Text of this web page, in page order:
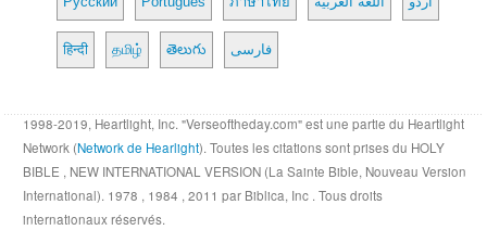
हिन्दी தமிழ் తెలుగు فارسی
1998-2019, Heartlight, Inc. "Verseoftheday.com" est une partie du Heartlight
Network (Network de Hearlight). Toutes les citations sont prises du HOLY
BIBLE , NEW INTERNATIONAL VERSION (La Sainte Bible, Nouveau Version
International). 1978 , 1984 , 2011 par Biblica, Inc . Tous droits
internationaux réservés.